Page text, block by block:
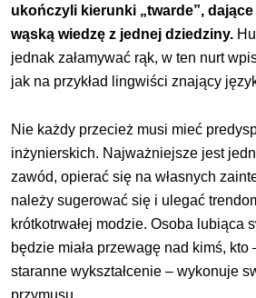
ukończyli kierunki „twarde”,
wąską wiedzę z jednej dziedziny.
jednak załamywać rąk, w ten nurt
jak na przykład lingwiści znający
Nie każdy przecież musi mieć
inżynierskich. Najważniejsze jest
zawód, opierać się na własnych
należy sugerować się i ulegać
krótkotrwałej modzie. Osoba lubiąca
będzie miała przewagę nad kimś, kto
staranne wykształcenie – wykonuje
przymusu.